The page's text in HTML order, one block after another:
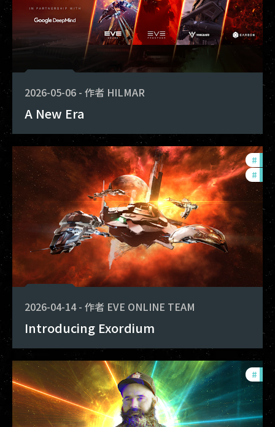
2026-05-06 - 作者 HILMAR
A New Era
#
#
2026-04-14 - 作者 EVE ONLINE TEAM
Introducing Exordium
#